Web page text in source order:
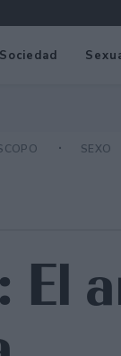
Sociedad
SEXO
El